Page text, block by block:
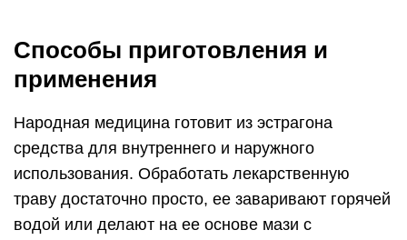
Способы приготовления и
применения
Народная медицина готовит из эстрагона
средства для внутреннего и наружного
использования. Обработать лекарственную
траву достаточно просто, ее заваривают горячей
водой или делают на ее основе мази с